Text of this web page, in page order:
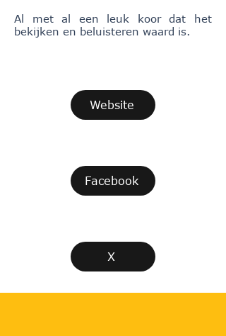
Al met al een leuk koor dat het
bekijken en beluisteren waard is.
Website
Facebook
X